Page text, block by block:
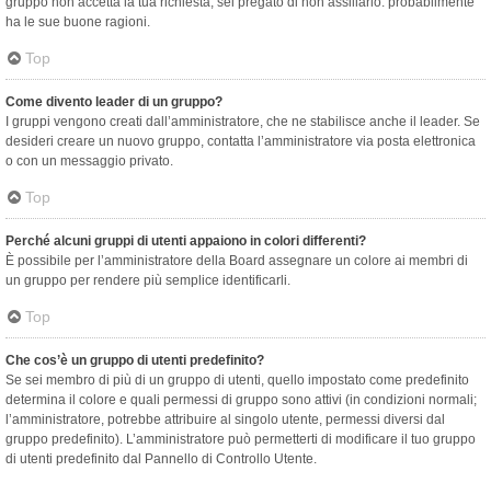
ha le sue buone ragioni.
Top
Come divento leader di un gruppo?
I gruppi vengono creati dall’amministratore, che ne stabilisce anche il leader. Se
desideri creare un nuovo gruppo, contatta l’amministratore via posta elettronica
o con un messaggio privato.
Top
Perché alcuni gruppi di utenti appaiono in colori differenti?
È possibile per l’amministratore della Board assegnare un colore ai membri di
un gruppo per rendere più semplice identificarli.
Top
Che cos’è un gruppo di utenti predefinito?
Se sei membro di più di un gruppo di utenti, quello impostato come predefinito
determina il colore e quali permessi di gruppo sono attivi (in condizioni normali;
l’amministratore, potrebbe attribuire al singolo utente, permessi diversi dal
gruppo predefinito). L’amministratore può permetterti di modificare il tuo gruppo
di utenti predefinito dal Pannello di Controllo Utente.